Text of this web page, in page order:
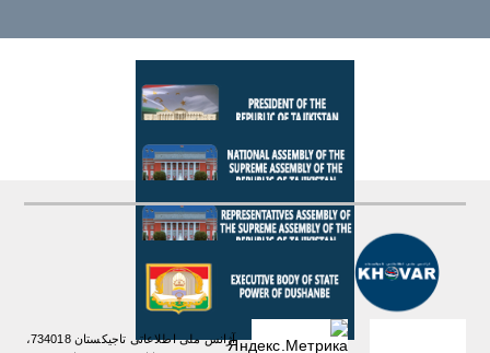
آژانس ملی اطلاعاتی تاجیکستان 734018،